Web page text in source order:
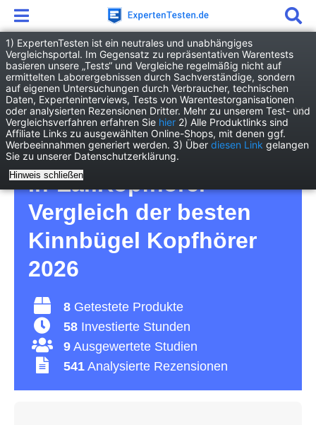
Elektronik
Audio/Hifi
Kinnbügel Kopfhörer
Kinnbügel Kopfhörer
Test – Musikhören über
In-Ear.Kopfhörer –
Vergleich der besten
Kinnbügel Kopfhörer
2026
8 Getestete Produkte
58 Investierte Stunden
9 Ausgewertete Studien
541 Analysierte Rezensionen
1) ExpertenTesten ist ein neutrales und unabhängiges
Vergleichsportal. Im Gegensatz zu repräsentativen Warentests
basieren unsere „Tests“ und Vergleiche regelmäßig nicht auf
ermittelten Laborergebnissen durch Sachverständige, sondern
auf eigenen Untersuchungen durch Verbraucher, technischen
Daten, Experteninterviews, Tests von Warentestorganisationen
oder analysierten Rezensionen Dritter. Mehr zu unserem Test- und
Vergleichsverfahren erfahren Sie hier 2) Alle Produktlinks sind
Affiliate Links zu ausgewählten Online-Shops, mit denen ggf.
Werbeeinnahmen generiert werden. 3) Über diesen Link gelangen
Sie zu unserer Datenschutzerklärung.
Hinweis schließen